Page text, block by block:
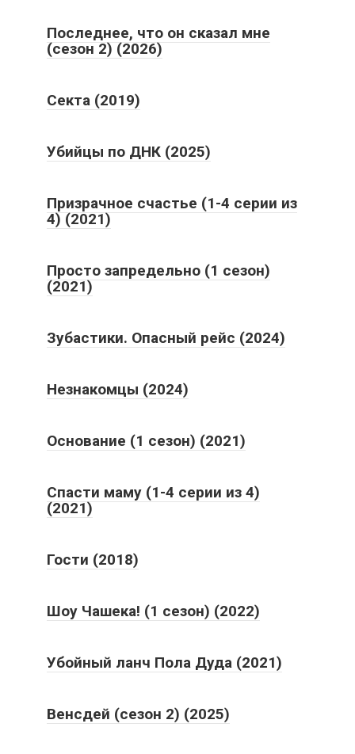
Последнее, что он сказал мне
(сезон 2) (2026)
Секта (2019)
Убийцы по ДНК (2025)
Призрачное счастье (1-4 серии из
4) (2021)
Просто запредельно (1 сезон)
(2021)
Зубастики. Опасный рейс (2024)
Незнакомцы (2024)
Основание (1 сезон) (2021)
Спасти маму (1-4 серии из 4)
(2021)
Гости (2018)
Шоу Чашека! (1 сезон) (2022)
Убойный ланч Пола Дуда (2021)
Венсдей (сезон 2) (2025)